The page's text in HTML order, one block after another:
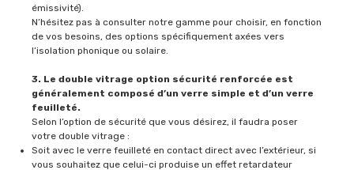
émissivité).
N’hésitez pas à consulter notre gamme pour choisir, en fonction
de vos besoins, des options spécifiquement axées vers
l’isolation phonique ou solaire.
3. Le double vitrage option sécurité renforcée est
généralement composé d’un verre simple et d’un verre
feuilleté.
Selon l’option de sécurité que vous désirez, il faudra poser
votre double vitrage :
Soit avec le verre feuilleté en contact direct avec l’extérieur, si
vous souhaitez que celui-ci produise un effet retardateur